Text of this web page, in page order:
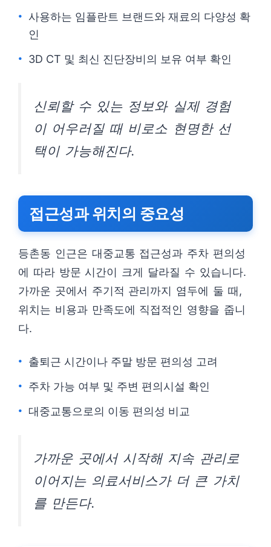
사용하는 임플란트 브랜드와 재료의 다양성 확
인
3D CT 및 최신 진단장비의 보유 여부 확인
신뢰할 수 있는 정보와 실제 경험
이 어우러질 때 비로소 현명한 선
택이 가능해진다.
접근성과 위치의 중요성
등촌동 인근은 대중교통 접근성과 주차 편의성
에 따라 방문 시간이 크게 달라질 수 있습니다.
가까운 곳에서 주기적 관리까지 염두에 둘 때,
위치는 비용과 만족도에 직접적인 영향을 줍니
다.
출퇴근 시간이나 주말 방문 편의성 고려
주차 가능 여부 및 주변 편의시설 확인
대중교통으로의 이동 편의성 비교
가까운 곳에서 시작해 지속 관리로
이어지는 의료서비스가 더 큰 가치
를 만든다.